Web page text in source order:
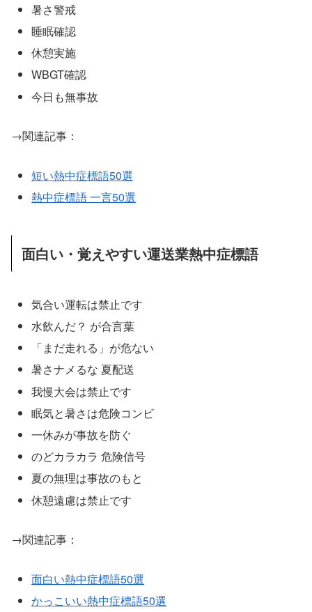
暑さ警戒
睡眠確認
休憩実施
WBGT確認
今日も無事故
→関連記事：
短い熱中症標語50選
熱中症標語 一言50選
面白い・覚えやすい運送業熱中症標語
気合い運転は禁止です
水飲んだ？ が合言葉
「まだ走れる」が危ない
暑さナメるな 夏配送
我慢大会は禁止です
眠気と暑さは危険コンビ
一休みが事故を防ぐ
のどカラカラ 危険信号
夏の無理は事故のもと
休憩遠慮は禁止です
→関連記事：
面白い熱中症標語50選
かっこいい熱中症標語50選